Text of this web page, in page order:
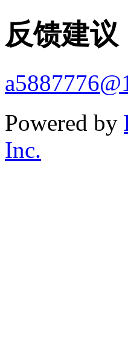
反馈建议
Powered by
Inc.